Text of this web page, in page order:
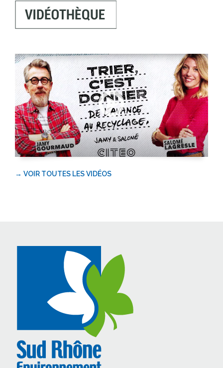
→ VOIR TOUTES LES VIDÉOS